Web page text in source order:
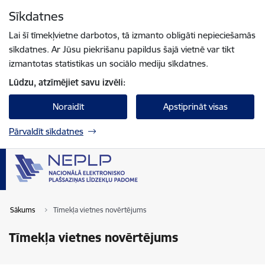
Sīkdatnes
Lai šī tīmekļvietne darbotos, tā izmanto obligāti nepieciešamās
sīkdatnes. Ar Jūsu piekrišanu papildus šajā vietnē var tikt
izmantotas statistikas un sociālo mediju sīkdatnes.
Lūdzu, atzīmējiet savu izvēli:
Noraidīt Apstiprināt visas
Pārvaldīt sīkdatnes
Sākums Tīmekļa vietnes novērtējums
Tīmekļa vietnes novērtējums